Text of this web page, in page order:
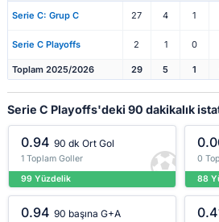
Serie C: Grup C 27 4 1
Serie C Playoffs 2 1 0
Toplam 2025/2026 29 5 1
Serie C Playoffs'deki 90 dakikalık
0.94 90 dk Ort Gol
1 Toplam Goller
99 Yüzdelik
0
88
0.94 90 başına G+A